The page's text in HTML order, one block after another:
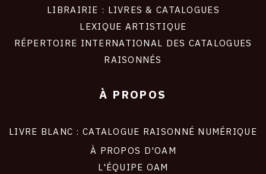
LIBRAIRIE : LIVRES & CATALOGUES
LEXIQUE ARTISTIQUE
RÉPERTOIRE INTERNATIONAL DES CATALOGUES
RAISONNÉS
À PROPOS
LIVRE BLANC : CATALOGUE RAISONNÉ NUMÉRIQUE
À PROPOS D'OAM
L'ÉQUIPE OAM